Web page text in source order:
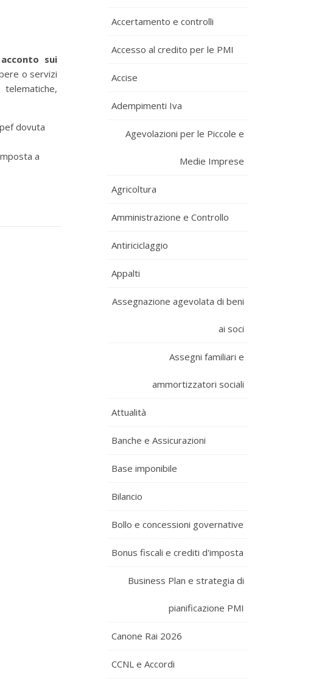
sui
o servizi
dovuta
a
Accertamento e controlli
Accesso al credito per le PMI
Accise
Adempimenti Iva
Agevolazioni per le Piccole e
Medie Imprese
Agricoltura
Amministrazione e Controllo
Antiriciclaggio
Appalti
Assegnazione agevolata di beni
ai soci
Assegni familiari e
ammortizzatori sociali
Attualità
Banche e Assicurazioni
Base imponibile
Bilancio
Bollo e concessioni governative
Bonus fiscali e crediti d'imposta
Business Plan e strategia di
pianificazione PMI
Canone Rai 2026
CCNL e Accordi